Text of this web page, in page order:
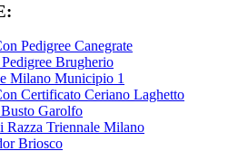
Pedigree Canegrate
Brugherio
Milano Municipio 1
Certificato Ceriano Laghetto
Garolfo
Razza Triennale Milano
Briosco